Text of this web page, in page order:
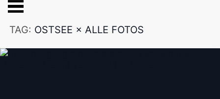
TAG: OSTSEE × ALLE FOTOS